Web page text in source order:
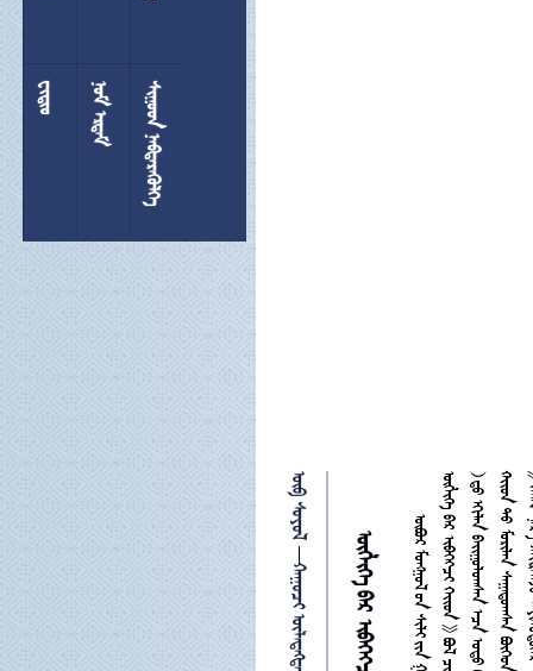
    
 

 